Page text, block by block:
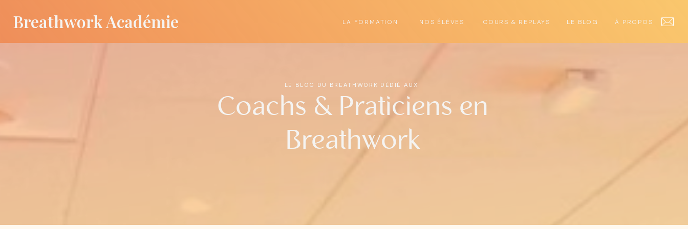
À PROPOS
Breathwork Académie NOS ÉLÈVES COURS & REPLAYS LE BLOG
LA FORMATION
Coachs & Praticiens en
Breathwork
LE BLOG DU BREATHWORK DÉDIÉ AUX